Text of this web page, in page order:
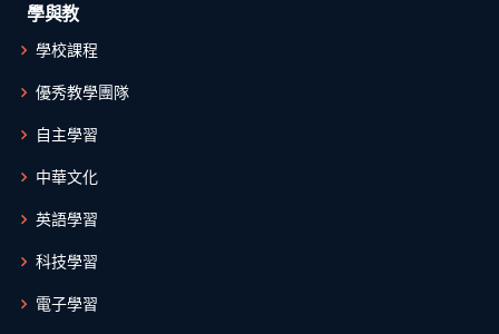
學與教
學校課程
優秀教學團隊
自主學習
中華文化
英語學習
科技學習
電子學習